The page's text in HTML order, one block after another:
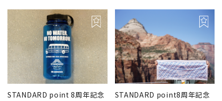
STANDARD point 8周年記念
STANDARD point8周年記念